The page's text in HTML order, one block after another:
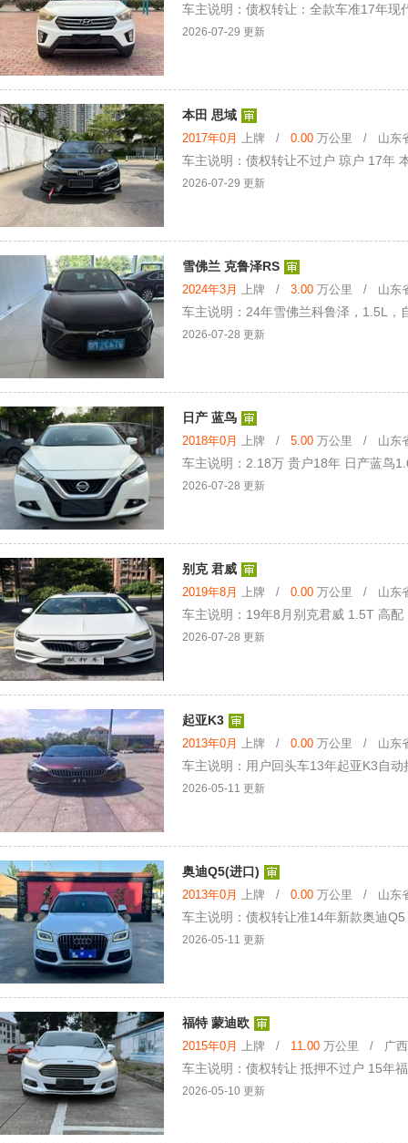
车主说明：债权转让：全款车准17年现
2026-07-29 更新
本田 思域
2017年0月 上牌 / 0.00 万公里 / 山东省
车主说明：债权转让不过户 琼户 17年
2026-07-29 更新
雪佛兰 克鲁泽RS
2024年3月 上牌 / 3.00 万公里 / 山东省
车主说明：24年雪佛兰科鲁泽，1.5L，
2026-07-28 更新
日产 蓝鸟
2018年0月 上牌 / 5.00 万公里 / 山东省
车主说明：2.18万 贵户18年 日产蓝鸟
2026-07-28 更新
别克 君威
2019年8月 上牌 / 0.00 万公里 / 山东省
车主说明：19年8月别克君威 1.5T 高
2026-07-28 更新
起亚K3
2013年0月 上牌 / 0.00 万公里 / 山东省
车主说明：用户回头车13年起亚K3自
2026-05-11 更新
奥迪Q5(进口)
2013年0月 上牌 / 0.00 万公里 / 山东省
车主说明：债权转让准14年新款奥迪
2026-05-11 更新
福特 蒙迪欧
2015年0月 上牌 / 11.00 万公里 / 广西
车主说明：债权转让 抵押不过户 15年
2026-05-10 更新